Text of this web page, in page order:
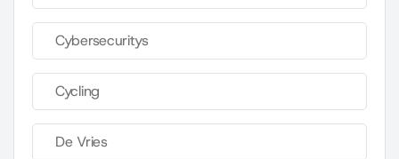
Cybersecuritys
Cycling
De Vries